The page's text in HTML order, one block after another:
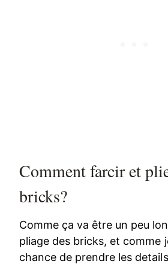
Comment farcir et
bricks?
Comme ça va être un peu
pliage des bricks, et comme
chance de prendre les